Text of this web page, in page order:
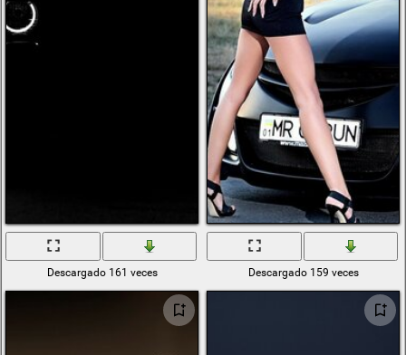
Descargado 161 veces Descargado 159 veces